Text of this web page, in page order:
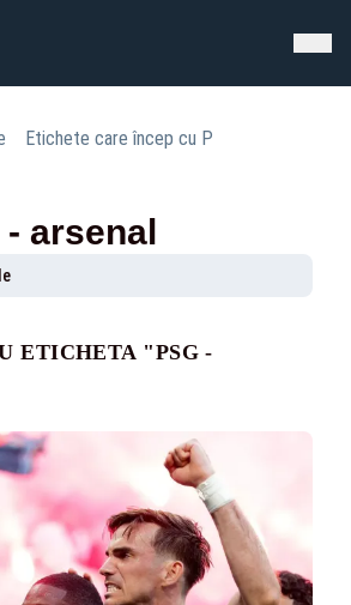
Etichete care încep cu P
arsenal
ETICHETA "PSG -